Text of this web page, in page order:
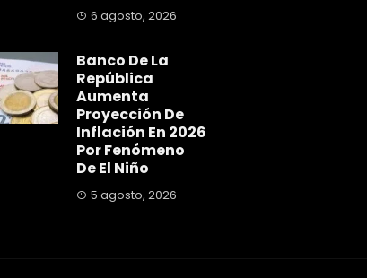
6 agosto, 2026
Banco De La
República
Aumenta
Proyección De
Inflación En 2026
Por Fenómeno
De El Niño
5 agosto, 2026